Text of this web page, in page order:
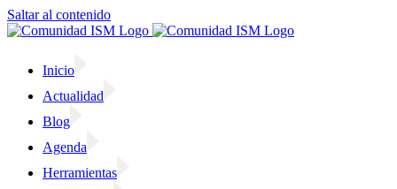
Saltar al contenido
Inicio
Actualidad
Blog
Agenda
Herramientas